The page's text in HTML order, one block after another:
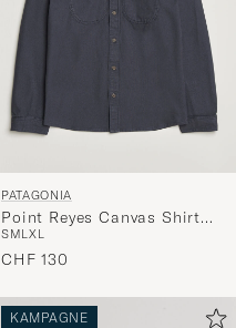
PATAGONIA
Point Reyes Canvas Shirt
Smolder Blue
SMLXL
CHF 130
KAMPAGNE